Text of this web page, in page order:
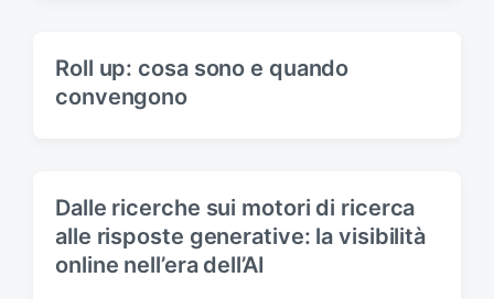
Roll up: cosa sono e quando
convengono
Dalle ricerche sui motori di ricerca
alle risposte generative: la visibilità
online nell’era dell’AI